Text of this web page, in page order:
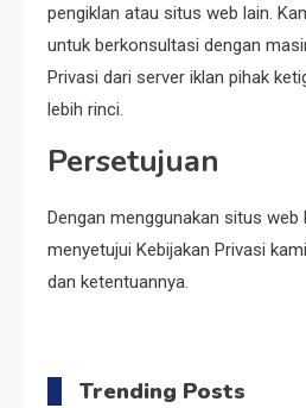
pengiklan atau situs web lain.
untuk berkonsultasi dengan
Privasi dari server iklan pihak
lebih rinci.
Persetujuan
Dengan menggunakan situs web
menyetujui Kebijakan Privasi
dan ketentuannya.
Trending Posts
Menelusuri Akar Sejarah
Tahun PPU, Pertentangan
Bulan Peringatan vs
Resonansi
Satire Politik Karang
Kedempel: Saat Presiden
Gareng Lebih Sibuk Orasi
daripada Urus Nasi
Paser Melawan Arus Zaman